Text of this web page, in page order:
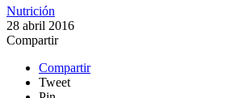
Nutrición
28 abril 2016
Compartir
Compartir
Tweet